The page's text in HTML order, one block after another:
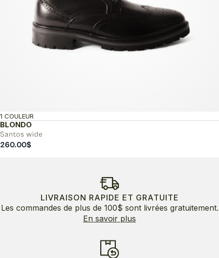
BLONDO
Santos wide
1 COULEUR
260.00$
LIVRAISON RAPIDE ET GRATUITE
Les commandes de plus de 100$ sont livrées gratuitement.
En savoir plus